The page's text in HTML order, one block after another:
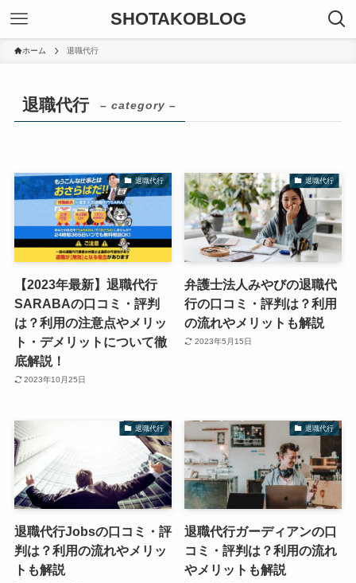
SHOTAKOBLOG
ホーム 退職代行
退職代行 – category –
退職代行
【2023年最新】退職代行
SARABAの口コミ・評判
は？利用の注意点やメリッ
ト・デメリットについて徹
底解説！
2023年10月25日
退職代行
弁護士法人みやびの退職代
行の口コミ・評判は？利用
の流れやメリットも解説
2023年5月15日
退職代行
退職代行Jobsの口コミ・評
判は？利用の流れやメリッ
トも解説
退職代行
退職代行ガーディアンの口
コミ・評判は？利用の流れ
やメリットも解説